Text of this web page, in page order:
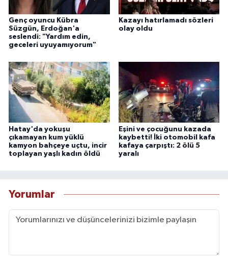
Genç oyuncu Kübra
Süzgün, Erdoğan'a
seslendi: "Yardım edin,
geceleri uyuyamıyorum"
Kazayı hatırlamadı sözleri
olay oldu
Hatay'da yokuşu
çıkamayan kum yüklü
kamyon bahçeye uçtu, incir
toplayan yaşlı kadın öldü
Eşini ve çocuğunu kazada
kaybetti! İki otomobil kafa
kafaya çarpıştı: 2 ölü 5
yaralı
Yorumlar